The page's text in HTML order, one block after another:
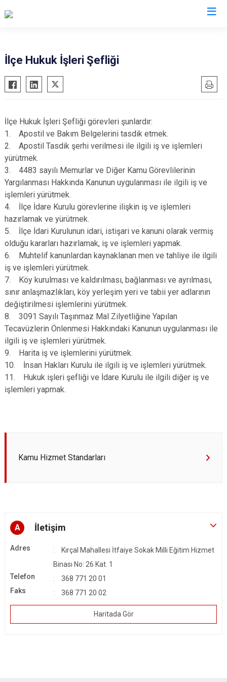
Ayancık
Boyabat
Durağan
Erfelek
Gerze
Saraydüzü
Türkeli
İlçe Hukuk İşleri Şefliği
İlçe Hukuk İşleri Şefliği görevleri şunlardır:
1. Apostil ve Bakım Belgelerini tasdik etmek.
2. Apostil Tasdik şerhi verilmesi ile ilgili iş ve işlemleri
yürütmek.
3. 4483 sayılı Memurlar ve Diğer Kamu Görevlilerinin
Yargılanması Hakkında Kanunun uygulanması ile ilgili iş ve
işlemleri yürütmek.
4. İlçe İdare Kurulu görevlerine ilişkin iş ve işlemleri
hazırlamak ve yürütmek.
5. İlçe İdari Kurulunun idari, istişari ve kanuni olarak vermiş
olduğu kararları hazırlamak, iş ve işlemleri yapmak.
6. Muhtelif kanunlardan kaynaklanan men ve tahliye ile ilgili
iş ve işlemleri yürütmek.
7. Köy kurulması ve kaldırılması, bağlanması ve ayrılması,
sınır anlaşmazlıkları, köy yerleşim yeri ve tabii yer adlarının
değiştirilmesi işlemlerini yürütmek.
8. 3091 Sayılı Taşınmaz Mal Zilyetliğine Yapılan
Tecavüzlerin Önlenmesi Hakkındaki Kanunun uygulanması ile
ilgili iş ve işlemleri yürütmek.
9. Harita iş ve işlemlerini yürütmek.
10. İnsan Hakları Kurulu ile ilgili iş ve işlemleri yürütmek.
11. Hukuk işleri şefliği ve İdare Kurulu ile ilgili diğer iş ve
işlemleri yapmak.
Kamu Hizmet Standarları
A İletişim
Adres
Kırçal Mahallesi İtfaiye Sokak Milli Eğitim Hizmet
Binası No: 26 Kat. 1
Telefon
368 771 20 01
Faks
368 771 20 02
Haritada Gör